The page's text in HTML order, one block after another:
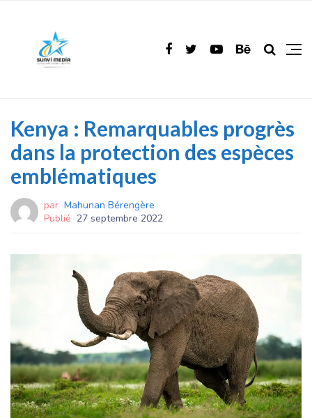
Kenya : Remarquables progrès
dans la protection des espèces
emblématiques
par Mahunan Bérengère
Publié 27 septembre 2022